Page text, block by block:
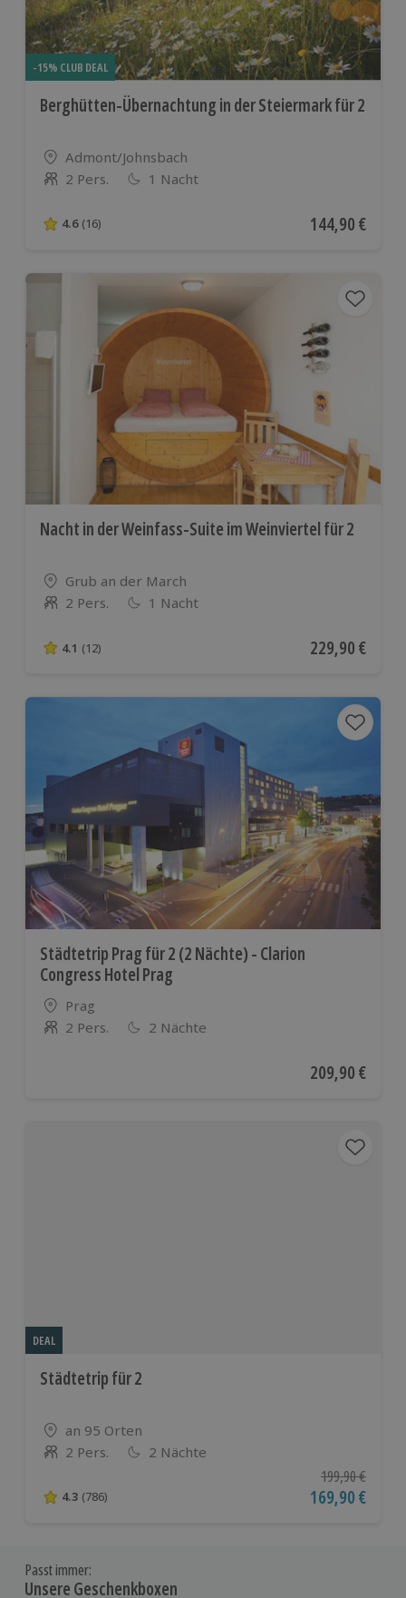
-15% CLUB DEAL
Berghütten-Übernachtung in der Steiermark für 2
Standort
Admont/Johnsbach
Anzahl der Teilnehmer
2 Pers. 1 Nacht
4.6 von 5 Sternen basierend auf 16 Bewertungen
4.6 (16) Aktueller Preis
144,90 €
Nacht in der Weinfass-Suite im Weinviertel für 2
Standort
Grub an der March
Anzahl der Teilnehmer
2 Pers. 1 Nacht
4.1 von 5 Sternen basierend auf 12 Bewertungen
4.1 (12) Aktueller Preis
229,90 €
Städtetrip Prag für 2 (2 Nächte) - Clarion
Congress Hotel Prag
Standort
Prag
Anzahl der Teilnehmer
2 Pers. 2 Nächte
Aktueller Preis
209,90 €
DEAL
Städtetrip für 2
Standort
an 95 Orten
Anzahl der Teilnehmer
2 Pers. 2 Nächte
4.3 von 5 Sternen basierend auf 786 Bewertungen
4.3 (786)
Ursprünglicher
199,90 €
Aktueller Preis
169,90 €
Passt immer:
Unsere Geschenkboxen